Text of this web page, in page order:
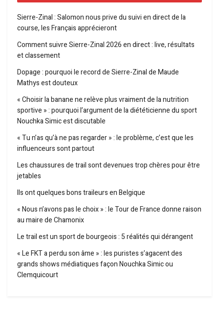
Sierre-Zinal : Salomon nous prive du suivi en direct de la
course, les Français apprécieront
Comment suivre Sierre-Zinal 2026 en direct : live, résultats
et classement
Dopage : pourquoi le record de Sierre-Zinal de Maude
Mathys est douteux
« Choisir la banane ne relève plus vraiment de la nutrition
sportive » : pourquoi l’argument de la diététicienne du sport
Nouchka Simic est discutable
« Tu n’as qu’à ne pas regarder » : le problème, c’est que les
influenceurs sont partout
Les chaussures de trail sont devenues trop chères pour être
jetables
Ils ont quelques bons traileurs en Belgique
« Nous n’avons pas le choix » : le Tour de France donne raison
au maire de Chamonix
Le trail est un sport de bourgeois : 5 réalités qui dérangent
« Le FKT a perdu son âme » : les puristes s’agacent des
grands shows médiatiques façon Nouchka Simic ou
Clemquicourt